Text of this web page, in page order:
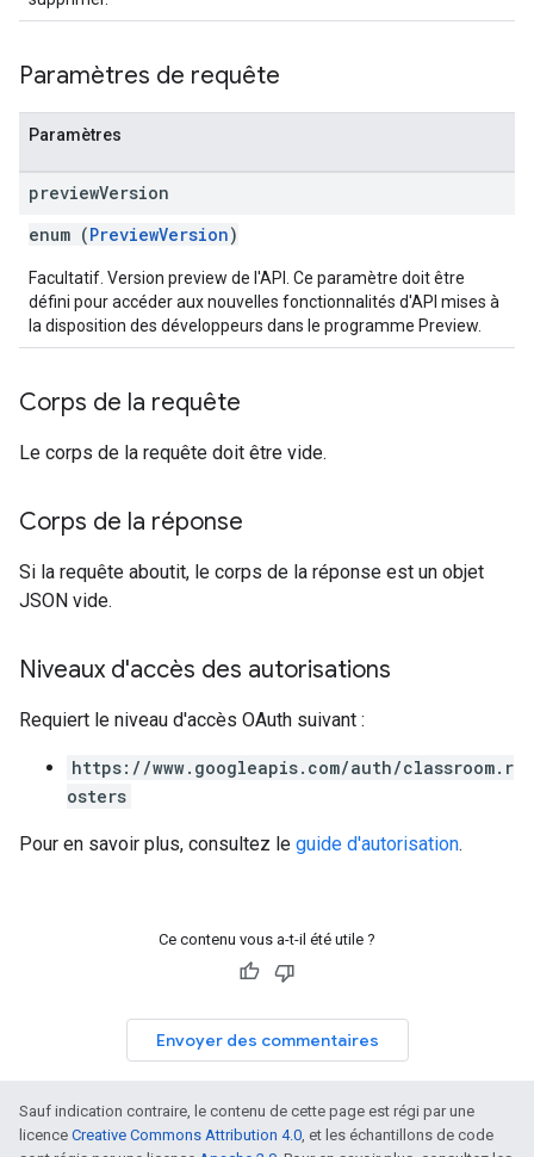
Paramètres de requête
Paramètres
previewVersion
enum (PreviewVersion)
Facultatif. Version preview de l'API. Ce paramètre doit être
défini pour accéder aux nouvelles fonctionnalités d'API mises à
la disposition des développeurs dans le programme Preview.
Corps de la requête
Le corps de la requête doit être vide.
Corps de la réponse
Si la requête aboutit, le corps de la réponse est un objet
JSON vide.
Niveaux d'accès des autorisations
Requiert le niveau d'accès OAuth suivant :
https://www.googleapis.com/auth/classroom.r
osters
Pour en savoir plus, consultez le guide d'autorisation.
Ce contenu vous a-t-il été utile ?
Envoyer des commentaires
Sauf indication contraire, le contenu de cette page est régi par une
licence Creative Commons Attribution 4.0, et les échantillons de code